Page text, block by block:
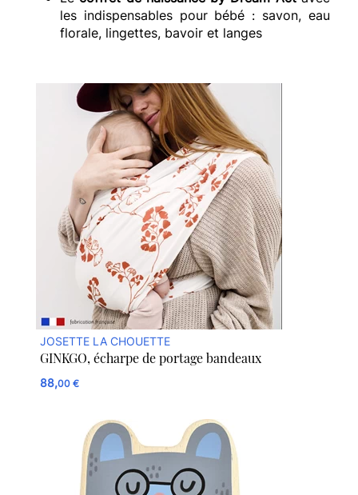
les indispensables pour bébé : savon, eau
florale, lingettes, bavoir et langes
JOSETTE LA CHOUETTE
GINKGO, écharpe de portage bandeaux
88,00 €